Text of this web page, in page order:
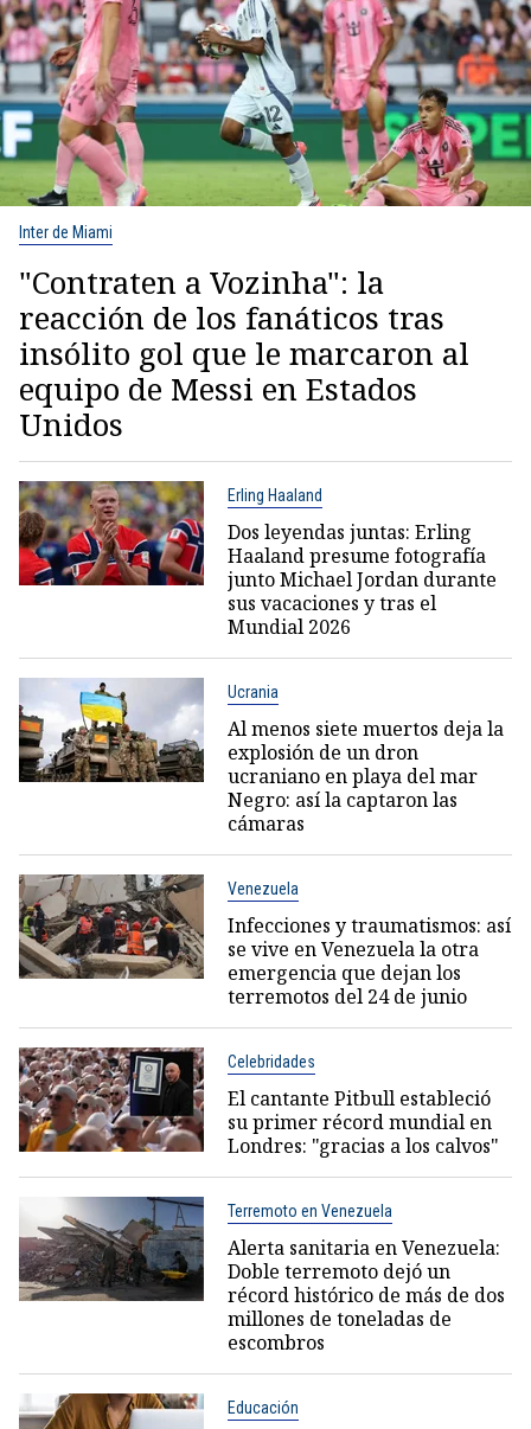
Inter de Miami
"Contraten a Vozinha": la
reacción de los fanáticos tras
insólito gol que le marcaron al
equipo de Messi en Estados
Unidos
Erling Haaland
Dos leyendas juntas: Erling
Haaland presume fotografía
junto Michael Jordan durante
sus vacaciones y tras el
Mundial 2026
Ucrania
Al menos siete muertos deja la
explosión de un dron
ucraniano en playa del mar
Negro: así la captaron las
cámaras
Venezuela
Infecciones y traumatismos: así
se vive en Venezuela la otra
emergencia que dejan los
terremotos del 24 de junio
Celebridades
El cantante Pitbull estableció
su primer récord mundial en
Londres: "gracias a los calvos"
Terremoto en Venezuela
Alerta sanitaria en Venezuela:
Doble terremoto dejó un
récord histórico de más de dos
millones de toneladas de
escombros
Educación